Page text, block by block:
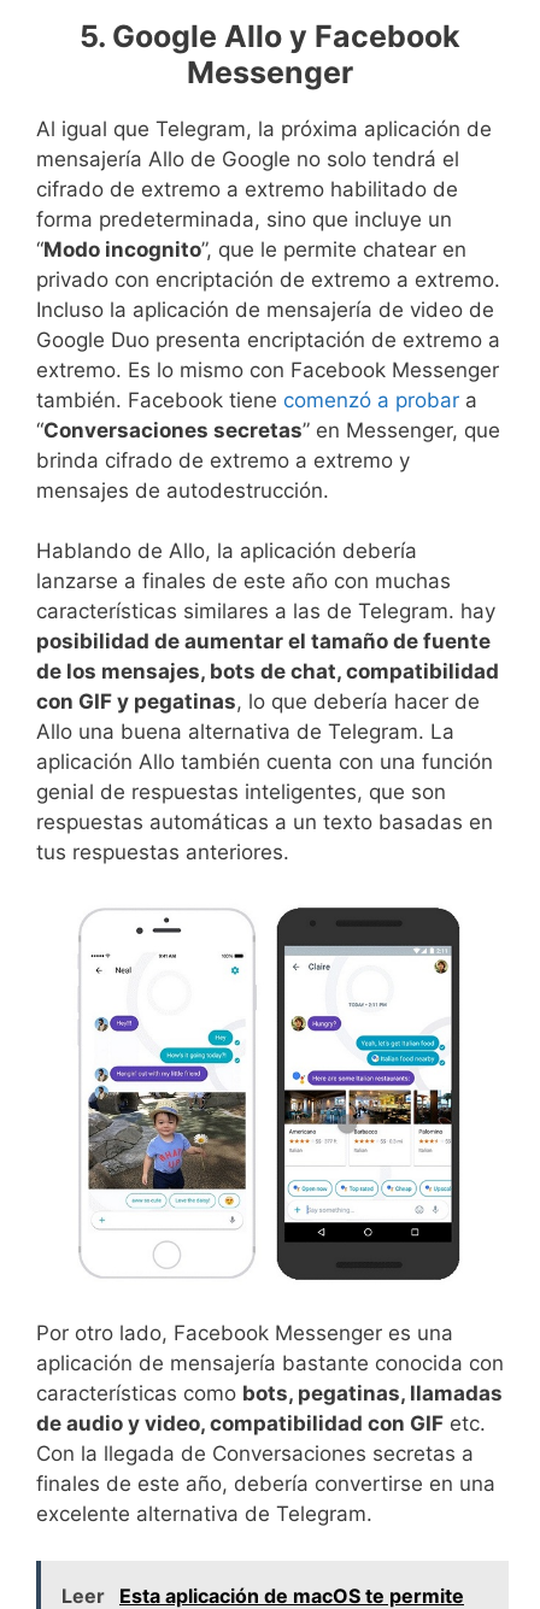
5. Google Allo y Facebook
Messenger
Al igual que Telegram, la próxima aplicación de
mensajería Allo de Google no solo tendrá el
cifrado de extremo a extremo habilitado de
forma predeterminada, sino que incluye un
“Modo incognito”, que le permite chatear en
privado con encriptación de extremo a extremo.
Incluso la aplicación de mensajería de video de
Google Duo presenta encriptación de extremo a
extremo. Es lo mismo con Facebook Messenger
también. Facebook tiene comenzó a probar a
“Conversaciones secretas” en Messenger, que
brinda cifrado de extremo a extremo y
mensajes de autodestrucción.
Hablando de Allo, la aplicación debería
lanzarse a finales de este año con muchas
características similares a las de Telegram. hay
posibilidad de aumentar el tamaño de fuente
de los mensajes, bots de chat, compatibilidad
con GIF y pegatinas, lo que debería hacer de
Allo una buena alternativa de Telegram. La
aplicación Allo también cuenta con una función
genial de respuestas inteligentes, que son
respuestas automáticas a un texto basadas en
tus respuestas anteriores.
Por otro lado, Facebook Messenger es una
aplicación de mensajería bastante conocida con
características como bots, pegatinas, llamadas
de audio y video, compatibilidad con GIF etc.
Con la llegada de Conversaciones secretas a
finales de este año, debería convertirse en una
excelente alternativa de Telegram.
Leer
Esta aplicación de macOS te permite